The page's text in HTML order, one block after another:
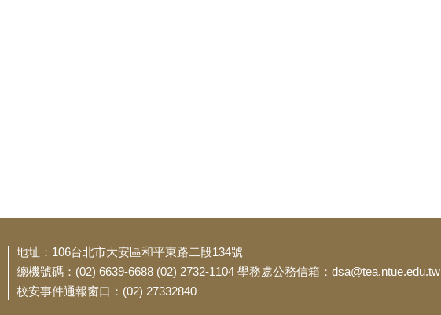
地址：106台北市大安區和平東路二段134號
總機號碼：(02) 6639-6688 (02) 2732-1104 學務處公務信箱：dsa@tea.ntue.edu.tw
校安事件通報窗口：(02) 27332840